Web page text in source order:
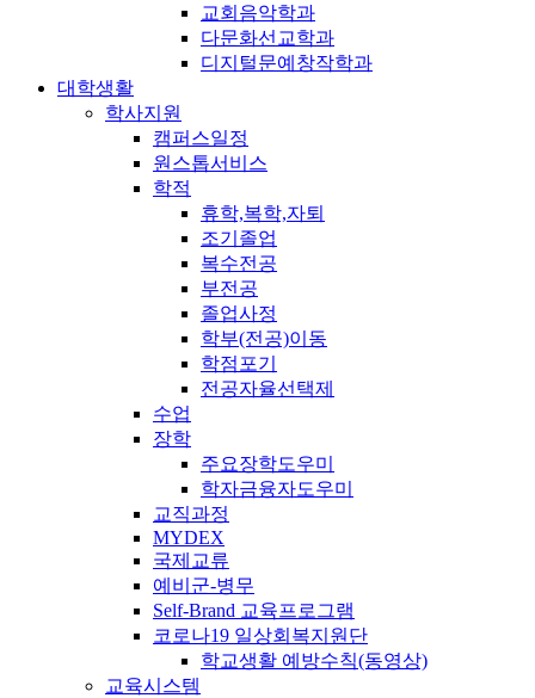
교회음악학과
다문화선교학과
디지털문예창작학과
대학생활
학사지원
캠퍼스일정
원스톱서비스
학적
휴학,복학,자퇴
조기졸업
복수전공
부전공
졸업사정
학부(전공)이동
학점포기
전공자율선택제
수업
장학
주요장학도우미
학자금융자도우미
교직과정
MYDEX
국제교류
예비군-병무
Self-Brand 교육프로그램
코로나19 일상회복지원단
학교생활 예방수칙(동영상)
교육시스템